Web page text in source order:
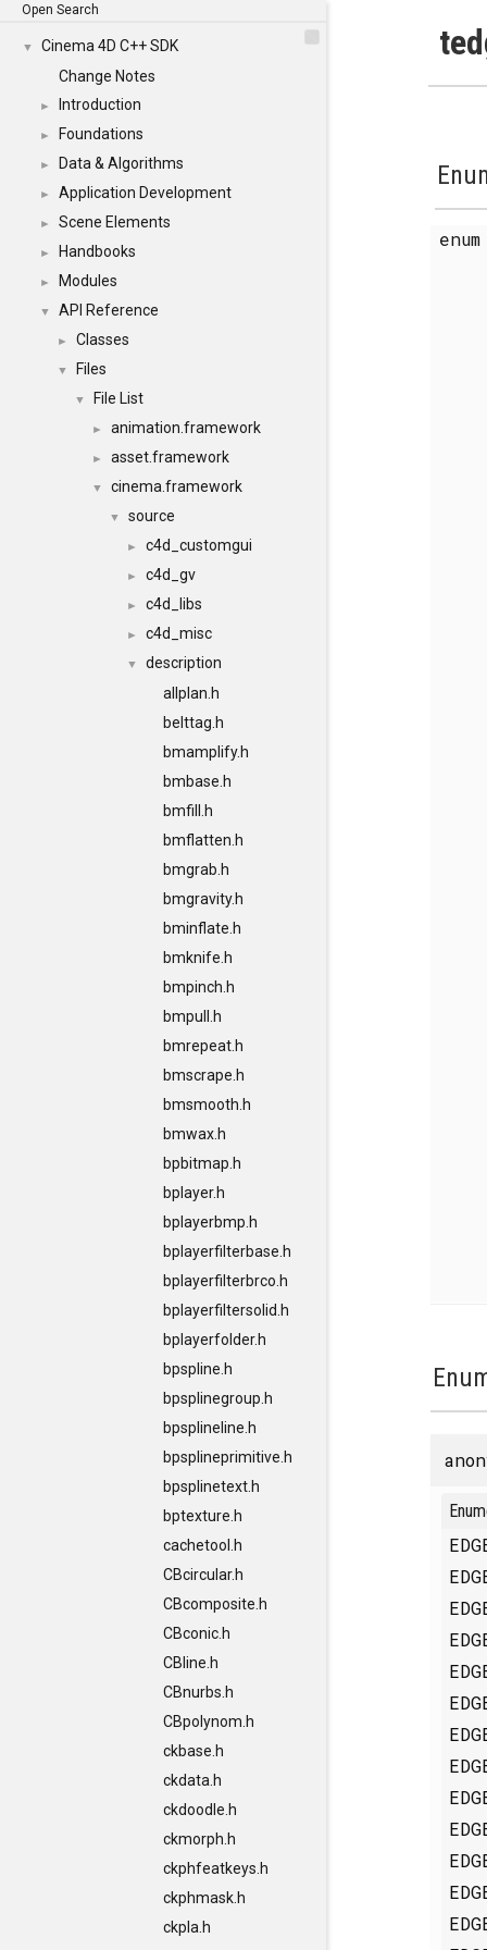
Open Search
▼
Cinema 4D C++ SDK
Change Notes
► Introduction
► Foundations
► Data & Algorithms
► Application Development
► Scene Elements
► Handbooks
► Modules
▼ API Reference
► Classes
▼ Files
▼ File List
► animation.framework
► asset.framework
▼ cinema.framework
▼ source
► c4d_customgui
► c4d_gv
► c4d_libs
► c4d_misc
▼
description
allplan.h
belttag.h
bmamplify.h
bmbase.h
bmfill.h
bmflatten.h
bmgrab.h
bmgravity.h
bminflate.h
bmknife.h
bmpinch.h
bmpull.h
bmrepeat.h
bmscrape.h
bmsmooth.h
bmwax.h
bpbitmap.h
bplayer.h
bplayerbmp.h
bplayerfilterbase.h
bplayerfilterbrco.h
bplayerfiltersolid.h
bplayerfolder.h
bpspline.h
bpsplinegroup.h
bpsplineline.h
bpsplineprimitive.h
bpsplinetext.h
bptexture.h
cachetool.h
CBcircular.h
CBcomposite.h
CBconic.h
CBline.h
CBnurbs.h
CBpolynom.h
ckbase.h
ckdata.h
ckdoodle.h
ckmorph.h
ckphfeatkeys.h
ckphmask.h
ckpla.h